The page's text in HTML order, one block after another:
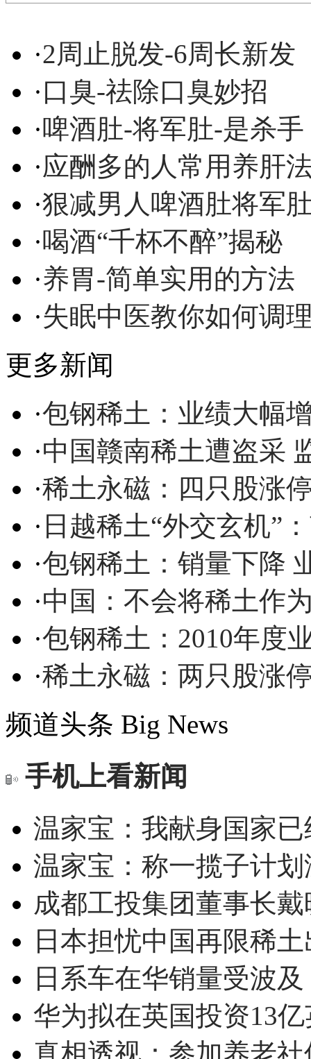
·2周止脱发-6周长新发
·口臭-祛除口臭妙招
·啤酒肚-将军肚-是杀手
·应酬多的人常用养肝
·狠减男人啤酒肚将军
·喝酒“千杯不醉”揭秘
·养胃-简单实用的方法
·失眠中医教你如何调
更多新闻
·包钢稀土：业绩大幅
·中国赣南稀土遭盗采
·稀土永磁：四只股涨
· 日越稀土“外交玄机”
·包钢稀土：销量下降
·中国：不会将稀土作
·包钢稀土：2010年度
·稀土永磁：两只股涨
频道头条 Big News
手机上看新闻
温家宝：我献身国家
温家宝：称一揽子计
成都工投集团董事长
日本担忧中国再限稀
日系车在华销量受波
华为拟在英国投资13